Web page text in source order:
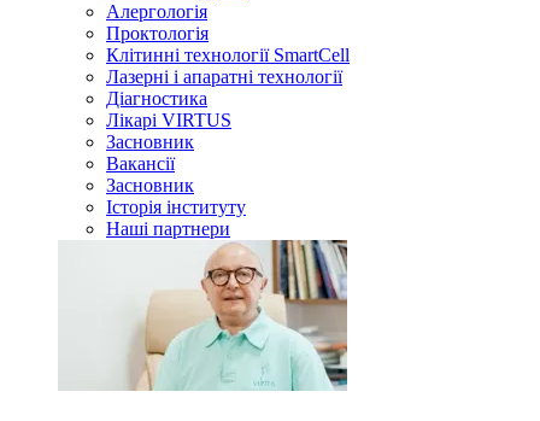
Алергологія
Проктологія
Клітинні технології SmartCell
Лазерні і апаратні технології
Діагностика
Лікарі VIRTUS
Засновник
Вакансії
Засновник
Історія інституту
Наші партнери